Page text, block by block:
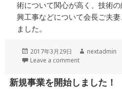
術について関心が高く、技術
興工事などについて会長ご夫
ました。
投
稿
2017年3月29日
作
nextadmin
Leave a comment
新規事業を開始しました！